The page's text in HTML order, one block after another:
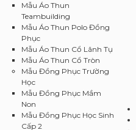
Mẫu Áo Thun
Teambuilding
Mẫu Áo Thun Polo Đồng
Phục
Mẫu Áo Thun Cổ Lãnh Tụ
Mẫu Áo Thun Cổ Tròn
Mẫu Đồng Phục Trường
Học
Mẫu Đồng Phục Mầm
Non
Mẫu Đồng Phục Học Sinh
Cấp 2